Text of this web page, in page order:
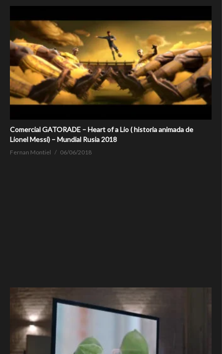
Comercial GATORADE – Heart of a Lio ( historia animada de
Lionel Messi) – Mundial Rusia 2018
Fernan Montiel 06/06/2018